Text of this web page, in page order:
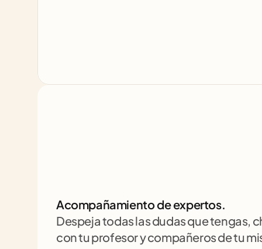
Acompañamiento de expertos.
Despeja todas las dudas que tengas,
con tu profesor y compañeros de tu